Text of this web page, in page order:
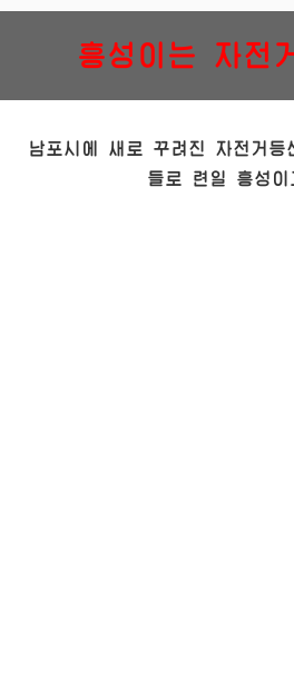
흥성이는 자전
남포시에 새로 꾸려진 자전거등
들로 련일 흥성이